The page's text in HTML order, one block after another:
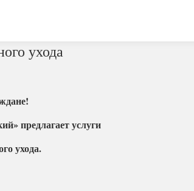
ухода
предлагает услуги
ухода.